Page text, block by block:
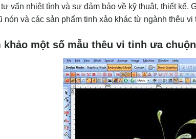
vấn nhiệt tình và sự đảm bảo về kỹ thuật, thiết kế.
nón và các sản phẩm tinh xảo khác từ ngành thêu
khảo một số mẫu thêu vi tinh ưa